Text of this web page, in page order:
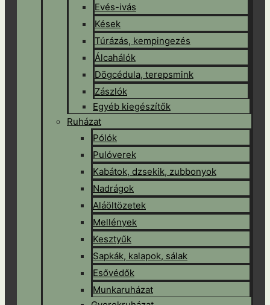
Evés-ivás
Kések
Túrázás, kempingezés
Álcahálók
Dögcédula, terepsmink
Zászlók
Egyéb kiegészítők
Ruházat
Pólók
Pulóverek
Kabátok, dzsekik, zubbonyok
Nadrágok
Aláöltözetek
Mellények
Kesztyűk
Sapkák, kalapok, sálak
Esővédők
Munkaruházat